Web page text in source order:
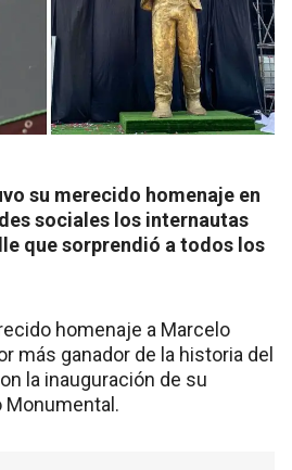
su merecido homenaje en
sociales los internautas
que sorprendió a todos los
homenaje a Marcelo
más ganador de la historia del
la inauguración de su
Monumental.